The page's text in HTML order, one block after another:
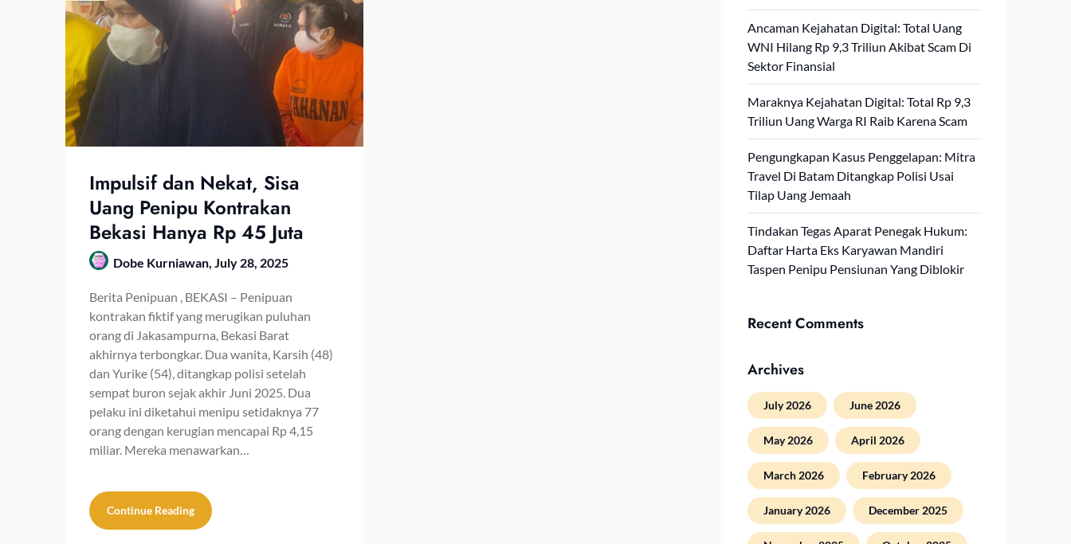
Impulsif dan Nekat, Sisa
Uang Penipu Kontrakan
Bekasi Hanya Rp 45 Juta
Dobe Kurniawan, July 28, 2025
Berita Penipuan , BEKASI – Penipuan
kontrakan fiktif yang merugikan puluhan
orang di Jakasampurna, Bekasi Barat
akhirnya terbongkar. Dua wanita, Karsih (48)
dan Yurike (54), ditangkap polisi setelah
sempat buron sejak akhir Juni 2025. Dua
pelaku ini diketahui menipu setidaknya 77
orang dengan kerugian mencapai Rp 4,15
miliar. Mereka menawarkan…
Continue Reading
Ancaman Kejahatan Digital: Total Uang
WNI Hilang Rp 9,3 Triliun Akibat Scam Di
Sektor Finansial
Maraknya Kejahatan Digital: Total Rp 9,3
Triliun Uang Warga RI Raib Karena Scam
Pengungkapan Kasus Penggelapan: Mitra
Travel Di Batam Ditangkap Polisi Usai
Tilap Uang Jemaah
Tindakan Tegas Aparat Penegak Hukum:
Daftar Harta Eks Karyawan Mandiri
Taspen Penipu Pensiunan Yang Diblokir
Recent Comments
Archives
July 2026 June 2026
May 2026 April 2026
March 2026 February 2026
January 2026 December 2025